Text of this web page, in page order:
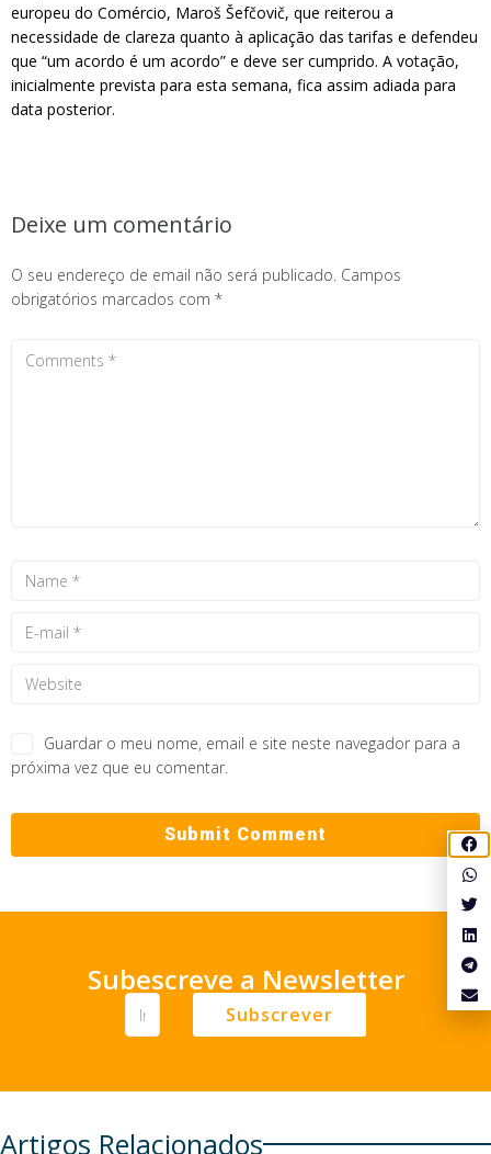
europeu do Comércio, Maroš Šefčovič, que reiterou a
necessidade de clareza quanto à aplicação das tarifas e defendeu
que “um acordo é um acordo” e deve ser cumprido. A votação,
inicialmente prevista para esta semana, fica assim adiada para
data posterior.
Deixe um comentário
O seu endereço de email não será publicado. Campos
obrigatórios marcados com *
Guardar o meu nome, email e site neste navegador para a
próxima vez que eu comentar.
Subescreve a Newsletter
Subscrever
Artigos Relacionados